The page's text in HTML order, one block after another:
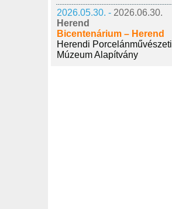
2026.05.30. - 2026.06.30.
Herend
Bicentenárium – Herend
Herendi Porcelánművészeti
Múzeum Alapítvány